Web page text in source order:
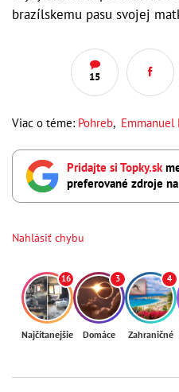
brazílskemu pasu svojej
15
Viac o téme: Pohreb, Emmanuel
Pridajte si Topky.sk
preferované zdroje
Nahlásiť chybu
16
Najčítanejšie
3
Domáce
4
Zahraničné